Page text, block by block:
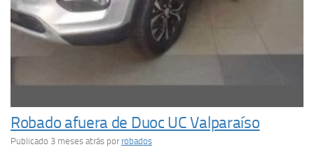
Robado afuera de Duoc UC Valparaíso
Publicado 3 meses atrás por robados